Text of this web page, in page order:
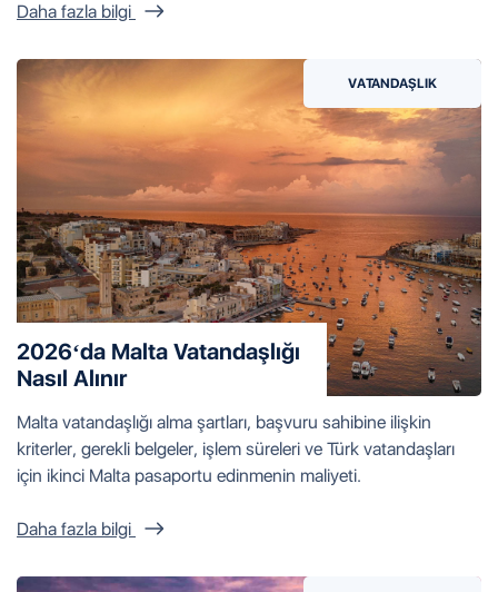
Daha fazla bilgi
VATANDAŞLIK
2026‘da Malta Vatandaşlığı
Nasıl Alınır
Malta vatandaşlığı alma şartları, başvuru sahibine ilişkin
kriterler, gerekli belgeler, işlem süreleri ve Türk vatandaşları
için ikinci Malta pasaportu edinmenin maliyeti.
Daha fazla bilgi